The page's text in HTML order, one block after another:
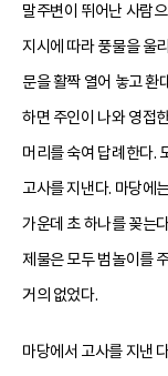
말주변이 뛰어난 사람
지시에 따라 풍물을 울
문을 활짝 열어 놓고 환
하면 주인이 나와 영접
머리를 숙여 답례한다.
고사를 지낸다. 마당에
가운데 초 하나를 꽂는
제물은 모두 범놀이를
거의 없었다.
마당에서 고사를 지낸